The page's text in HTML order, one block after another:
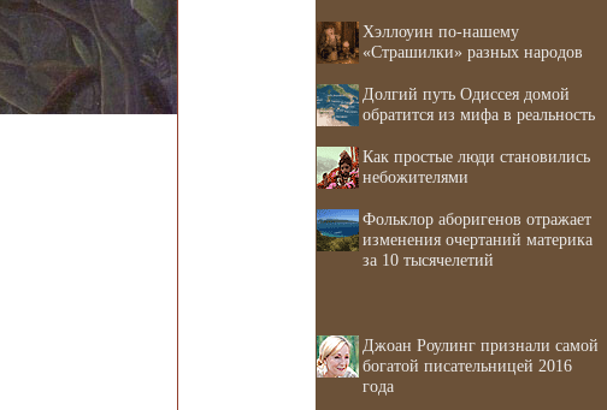
Хэллоуин по-нашему
«Страшилки» разных народов
Долгий путь Одиссея домой
обратится из мифа в реальность
Как простые люди становились
небожителями
Фольклор аборигенов отражает
изменения очертаний материка
за 10 тысячелетий
Джоан Роулинг признали самой
богатой писательницей 2016
года